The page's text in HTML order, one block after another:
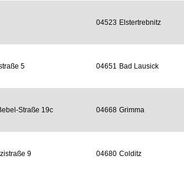
04523 Elstertrebnitz
5 04651 Bad Lausick
Straße 19c 04668 Grimma
9 04680 Colditz